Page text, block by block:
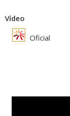
Vídeo
Oficial